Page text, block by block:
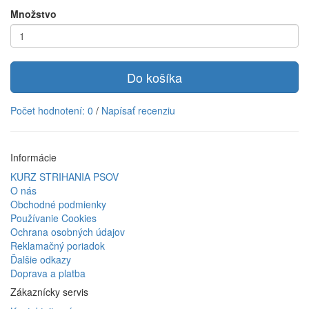
Množstvo
Do košíka
Počet hodnotení: 0 / Napísať recenziu
Informácie
KURZ STRIHANIA PSOV
O nás
Obchodné podmienky
Používanie Cookies
Ochrana osobných údajov
Reklamačný poriadok
Ďalšie odkazy
Doprava a platba
Zákaznícky servis